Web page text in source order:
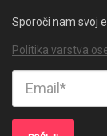
Sporoči nam svoj
Politika varstva